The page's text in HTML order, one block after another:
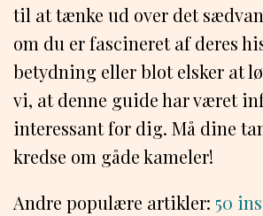
til at tænke ud over det
om du er fascineret af deres
betydning eller blot elsker at
vi, at denne guide har været
interessant for dig. Må dine
kredse om gåde kameler!
Andre populære artikler: 50